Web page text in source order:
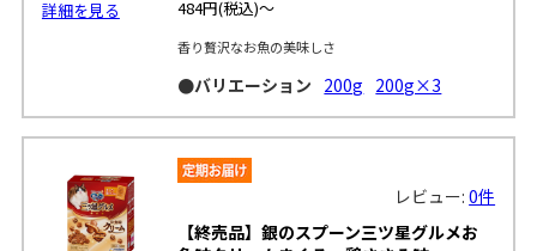
詳細を見る 484円(税込)～
香り贅沢なお魚の美味しさ
●バリエーション 200g 200g×3
レビュー:0件
【終売品】銀のスプーン三ツ星グルメお